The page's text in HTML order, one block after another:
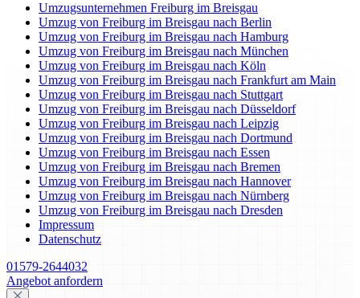
Umzugsunternehmen Freiburg im Breisgau
Umzug von Freiburg im Breisgau nach Berlin
Umzug von Freiburg im Breisgau nach Hamburg
Umzug von Freiburg im Breisgau nach München
Umzug von Freiburg im Breisgau nach Köln
Umzug von Freiburg im Breisgau nach Frankfurt am Main
Umzug von Freiburg im Breisgau nach Stuttgart
Umzug von Freiburg im Breisgau nach Düsseldorf
Umzug von Freiburg im Breisgau nach Leipzig
Umzug von Freiburg im Breisgau nach Dortmund
Umzug von Freiburg im Breisgau nach Essen
Umzug von Freiburg im Breisgau nach Bremen
Umzug von Freiburg im Breisgau nach Hannover
Umzug von Freiburg im Breisgau nach Nürnberg
Umzug von Freiburg im Breisgau nach Dresden
Impressum
Datenschutz
01579-2644032
Angebot anfordern